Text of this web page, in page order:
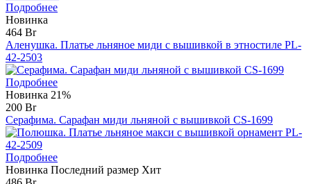
Подробнее
Новинка
464 Br
Аленушка. Платье льняное миди с вышивкой в этностиле PL-
42-2503
Подробнее
Новинка 21%
200 Br
Серафима. Сарафан миди льняной с вышивкой CS-1699
Подробнее
Новинка Последний размер Хит